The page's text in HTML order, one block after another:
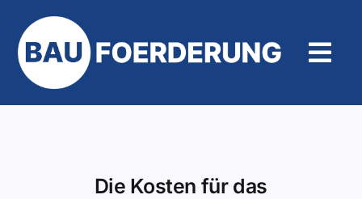
Inhalt
springen
Die Kosten für das